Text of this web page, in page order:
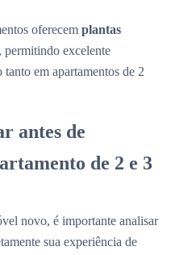
oferecem plantas
, permitindo excelente
em apartamentos de 2
antes de
de 2 e 3
novo, é importante analisar
sua experiência de